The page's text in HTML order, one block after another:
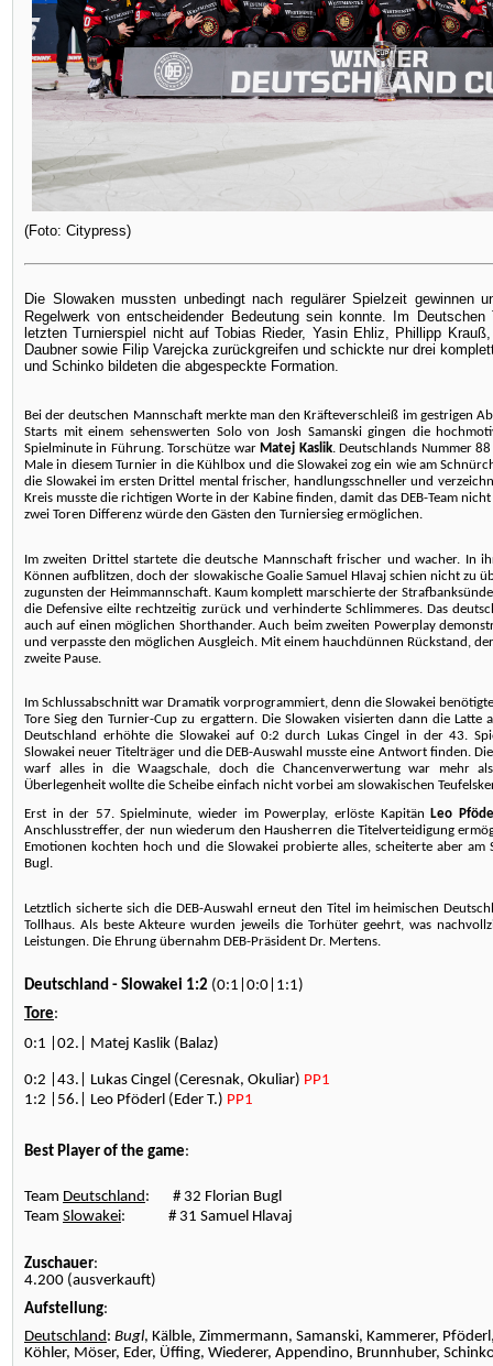
(Foto: Citypress)
Die Slowaken mussten unbedingt nach regulärer Spielzeit gewinnen
Regelwerk von entscheidender Bedeutung sein konnte. Im
letzten Turnierspiel nicht auf Tobias Rieder, Yasin Ehliz, Phillipp
Daubner sowie Filip Varejcka zurückgreifen und schickte nur drei
und Schinko bildeten die abgespeckte Formation.
Bei der deutschen Mannschaft merkte man den Kräfteverschleiß im gestrigen
Starts mit einem sehenswerten Solo von Josh Samanski gingen die
Spielminute in Führung. Torschütze war Matej Kaslik. Deutschlands Nummer
Male in diesem Turnier in die Kühlbox und die Slowakei zog ein wie am
die Slowakei im ersten Drittel mental frischer, handlungsschneller und
Kreis musste die richtigen Worte in der Kabine finden, damit das DEB-Team
zwei Toren Differenz würde den Gästen den Turniersieg ermöglichen.
Im zweiten Drittel startete die deutsche Mannschaft frischer und wacher. In
Können aufblitzen, doch der slowakische Goalie Samuel Hlavaj schien nicht zu
zugunsten der Heimmannschaft. Kaum komplett marschierte der
die Defensive eilte rechtzeitig zurück und verhinderte Schlimmeres. Das
auch auf einen möglichen Shorthander. Auch beim zweiten Powerplay
und verpasste den möglichen Ausgleich. Mit einem hauchdünnen Rückstand,
zweite Pause.
Im Schlussabschnitt war Dramatik vorprogrammiert, denn die Slowakei
Tore Sieg den Turnier-Cup zu ergattern. Die Slowaken visierten dann die
Deutschland erhöhte die Slowakei auf 0:2 durch Lukas Cingel in der 43.
Slowakei neuer Titelträger und die DEB-Auswahl musste eine Antwort finden.
warf alles in die Waagschale, doch die Chancenverwertung war mehr
Überlegenheit wollte die Scheibe einfach nicht vorbei am slowakischen
Erst in der 57. Spielminute, wieder im Powerplay, erlöste Kapitän
Leo
Anschlusstreffer, der nun wiederum den Hausherren die Titelverteidigung
Emotionen kochten hoch und die Slowakei probierte alles, scheiterte aber am
Bugl.
Letztlich sicherte sich die DEB-Auswahl erneut den Titel im heimischen
Tollhaus. Als beste Akteure wurden jeweils die Torhüter geehrt, was
Leistungen. Die Ehrung übernahm DEB-Präsident Dr. Mertens.
Deutschland - Slowakei 1:2 (0:1|0:0|1:1)
Tore:
0:1 |02.| Matej Kaslik (Balaz)
0:2 |43.| Lukas Cingel (Ceresnak, Okuliar) PP1
1:2 |56.| Leo Pföderl (Eder T.) PP1
Best Player of the game:
Team Deutschland: # 32 Florian Bugl
Team Slowakei: # 31 Samuel Hlavaj
Zuschauer:
4.200 (ausverkauft)
Aufstellung:
Deutschland: Bugl, Kälble, Zimmermann, Samanski, Kammerer,
Köhler, Möser, Eder, Üffing, Wiederer, Appendino, Brunnhuber,